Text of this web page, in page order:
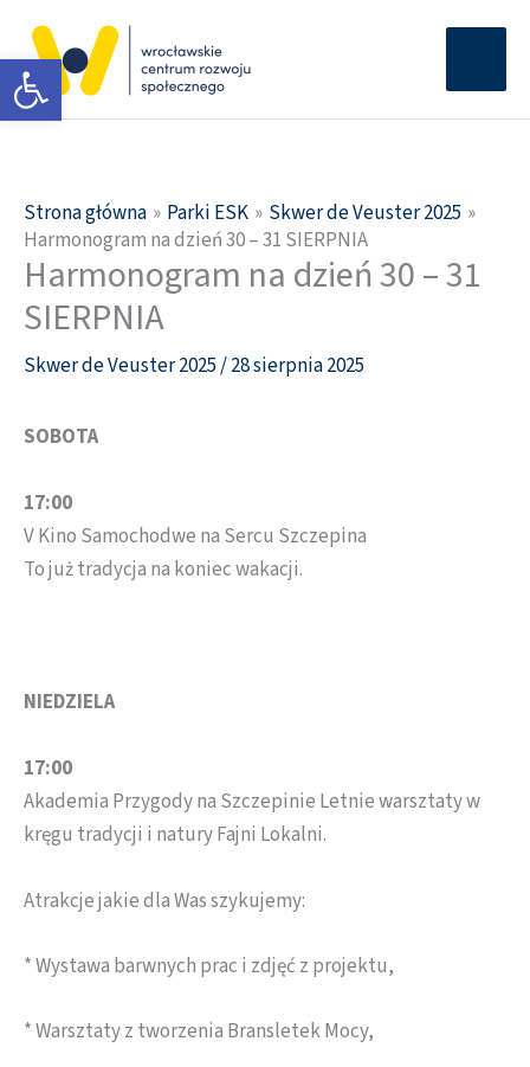
Otwórz pasek narzędzi
treści
Strona główna Parki ESK
Skwer de Veuster 2025
Harmonogram na dzień 30 – 31 SIERPNIA
Harmonogram na dzień 30 – 31
SIERPNIA
Skwer de Veuster 2025/28 sierpnia 2025
SOBOTA
17:00
V Kino Samochodwe na Sercu Szczepina
To już tradycja na koniec wakacji.
NIEDZIELA
17:00
Akademia Przygody na Szczepinie Letnie warsztaty w
kręgu tradycji i natury Fajni Lokalni.
Atrakcje jakie dla Was szykujemy:
* Wystawa barwnych prac i zdjęć z projektu,
* Warsztaty z tworzenia Bransletek Mocy,